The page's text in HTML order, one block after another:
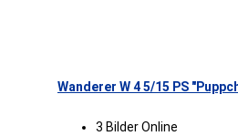
Wanderer W 4 5/15 PS
3 Bilder Online